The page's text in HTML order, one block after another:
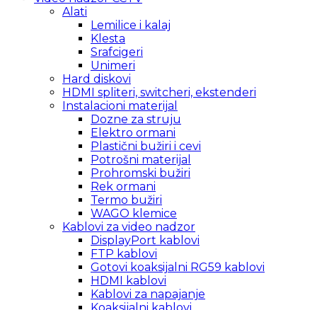
Alati
Lemilice i kalaj
Klesta
Srafcigeri
Unimeri
Hard diskovi
HDMI spliteri, switcheri, ekstenderi
Instalacioni materijal
Dozne za struju
Elektro ormani
Plastični bužiri i cevi
Potrošni materijal
Prohromski bužiri
Rek ormani
Termo bužiri
WAGO klemice
Kablovi za video nadzor
DisplayPort kablovi
FTP kablovi
Gotovi koaksijalni RG59 kablovi
HDMI kablovi
Kablovi za napajanje